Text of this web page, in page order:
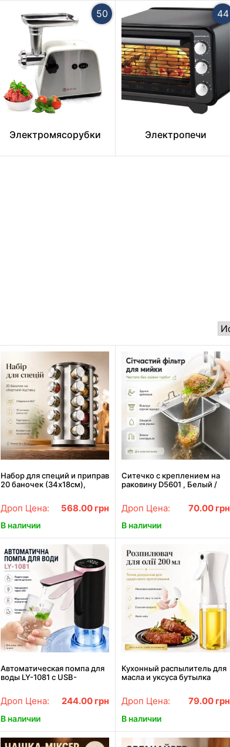
50
Электромясорубки
44
Электропечи
Набор для специй и приправ
20 баночек (34х18см),
Баночки для приправ
Дроп Цена: 568.00 грн
В наличии
Ситечко с креплением на
раковину D5601 , Белый /
сетчатый фильтр для
Дроп Цена: 70.00 грн
В наличии
Автоматическая помпа для
воды LY-1081 с USB-
для бутыля, дома, офиса
Дроп Цена: 244.00 грн
В наличии
Кухонный распылитель для
масла и уксуса бутылка
Дроп Цена: 79.00 грн
В наличии